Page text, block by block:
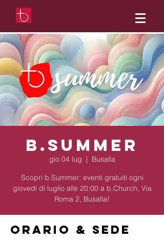
b.Summer
gio 04 lug
  |
Busalla
Scopri b.Summer: eventi gratuiti ogni
giovedì di luglio alle 20:00 a b.Church, Via
Roma 2, Busalla!
Orario & Sede